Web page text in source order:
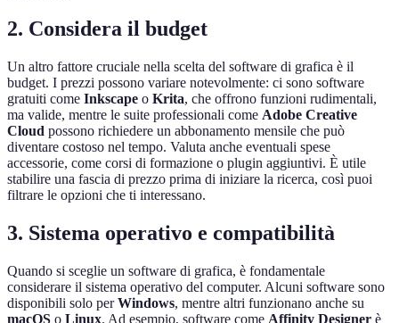
2. Considera il budget
Un altro fattore cruciale nella scelta del software di grafica è il
budget. I prezzi possono variare notevolmente: ci sono software
gratuiti come Inkscape o Krita, che offrono funzioni rudimentali,
ma valide, mentre le suite professionali come Adobe Creative
Cloud possono richiedere un abbonamento mensile che può
diventare costoso nel tempo. Valuta anche eventuali spese
accessorie, come corsi di formazione o plugin aggiuntivi. È utile
stabilire una fascia di prezzo prima di iniziare la ricerca, così puoi
filtrare le opzioni che ti interessano.
3. Sistema operativo e compatibilità
Quando si sceglie un software di grafica, è fondamentale
considerare il sistema operativo del computer. Alcuni software sono
disponibili solo perWindows, mentre altri funzionano anche su
macOS o Linux. Ad esempio, software come Affinity Designer è